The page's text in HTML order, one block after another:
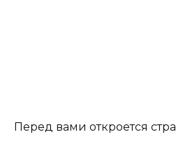
Перед вами откроется